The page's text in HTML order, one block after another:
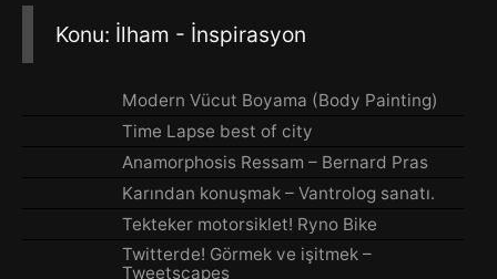
Konu: İlham - İnspirasyon
Modern Vücut Boyama (Body Painting)
Time Lapse best of city
Anamorphosis Ressam – Bernard Pras
Karından konuşmak – Vantrolog sanatı.
Tekteker motorsiklet! Ryno Bike
Twitterde! Görmek ve işitmek –
Tweetscapes